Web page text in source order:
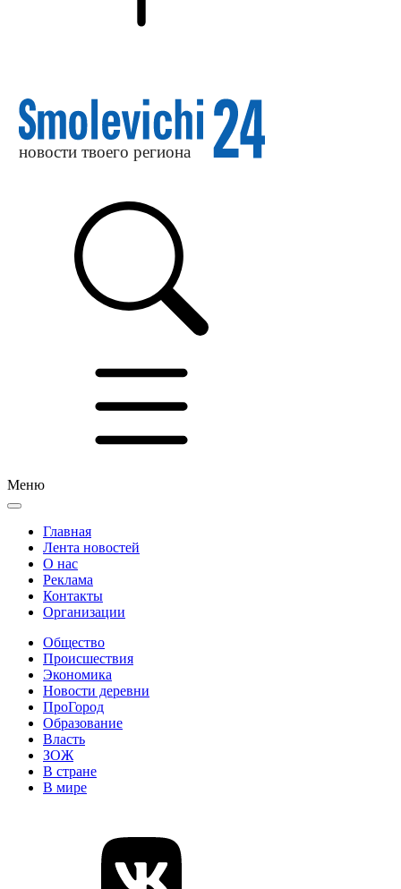
Меню
Главная
Лента новостей
О нас
Реклама
Контакты
Организации
Общество
Происшествия
Экономика
Новости деревни
ПроГород
Образование
Власть
ЗОЖ
В стране
В мире